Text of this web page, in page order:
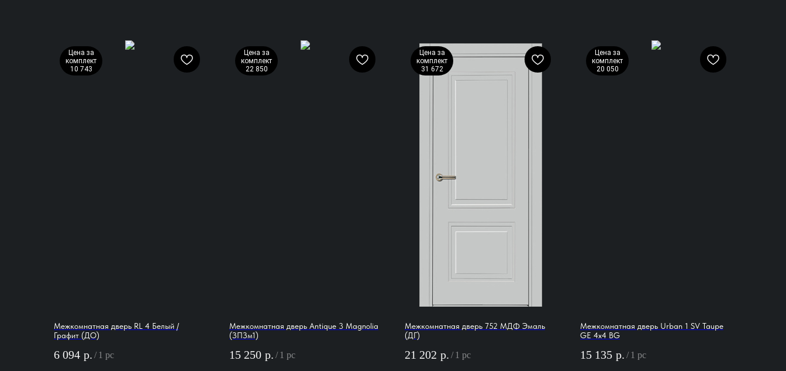
Цена за
комплект
10 743
Межкомнатная дверь RL 4 Белый /
Графит (ДО)
6 094 р. / 1 pc
Цена за
комплект
22 850
Межкомнатная дверь Antique 3 Magnolia
(ЗПЗм1)
15 250 р. / 1 pc
Цена за
комплект
31 672
Межкомнатная дверь 752 МДФ Эмаль
(ДГ)
21 202 р. / 1 pc
Цена за
комплект
20 050
Межкомнатная дверь Urban 1 SV Taupe
GE 4х4 BG
15 135 р. / 1 pc